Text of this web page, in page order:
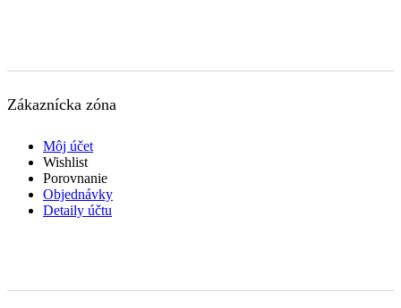
Zákaznícka zóna
Môj účet
Wishlist
Porovnanie
Objednávky
Detaily účtu